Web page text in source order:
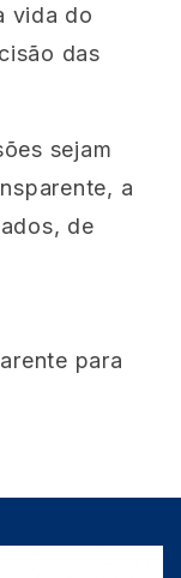
vida do
das
sejam
a
de
para